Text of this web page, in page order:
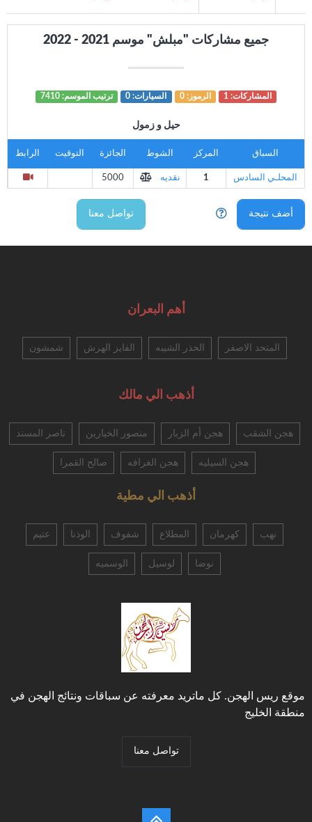
جميع مشاركات "مبلش" موسم 2021 - 2022
المشاركات: 1 الرموز: 0 السيارات: 0 ترتيب الموسم: 7410
حيل و زمول
السباق المركز الشوط الجائزة التوقيت الرابط
المحلـي السادس 1 نقديه 5000
تواصل معنا أضف نتيجة
أهم البعران
المتحد الاصفر الحذر الشيبه الفايز الهرش شمشون
أذهب الي مالك
هجن الشقب هجن أم الزبار منصور الخيارين ناصر المسند
هجن السيليه هجن الغرافه صالح القمرا
أذهب الي مطية
نهب كهرمان المطلاع شفوف الوذنا عتيم
نوضا لوسيل الوسميه
موقع ريس الهجن. كل ماتريد معرفته عن سباقات ونتائج الهجن في
منطقة الخليج
تواصل معنا